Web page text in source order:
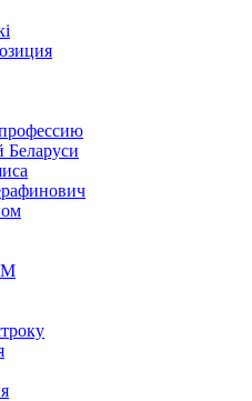
Беларуси